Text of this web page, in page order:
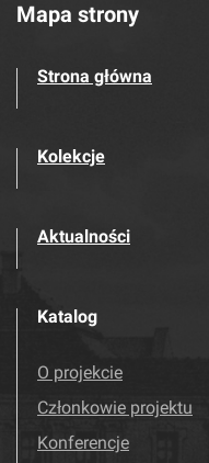
Mapa strony
Strona główna
Kolekcje
Aktualności
Katalog
O projekcie
Członkowie projektu
Konferencje